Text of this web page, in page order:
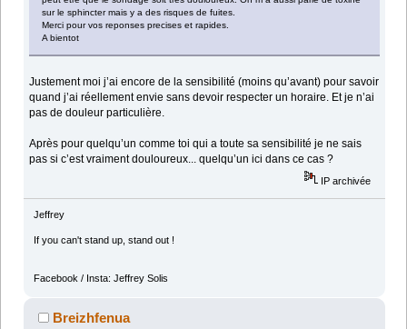
sur le sphincter mais y a des risques de fuites.
Merci pour vos reponses precises et rapides.
A bientot
Justement moi j’ai encore de la sensibilité (moins qu’avant) pour savoir
quand j’ai réellement envie sans devoir respecter un horaire. Et je n’ai
pas de douleur particulière.
Après pour quelqu’un comme toi qui a toute sa sensibilité je ne sais
pas si c’est vraiment douloureux... quelqu’un ici dans ce cas ?
IP archivée
Jeffrey
If you can't stand up, stand out !
Facebook / Insta: Jeffrey Solis
Breizhfenua